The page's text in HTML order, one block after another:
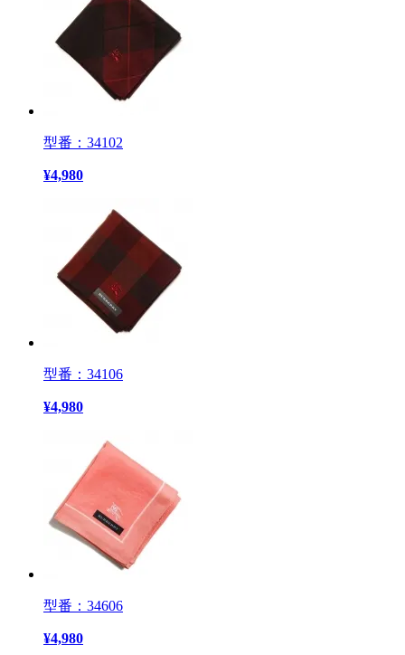
型番：34102
¥4,980
型番：34106
¥4,980
型番：34606
¥4,980